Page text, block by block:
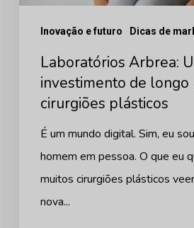
cirurgiões
plásticosInovação e futuro Dicas de
Laboratórios Arbrea:
investimento de longo
cirurgiões plásticos
É um mundo digital. Sim, eu
homem em pessoa. O que eu
muitos cirurgiões plásticos
nova...